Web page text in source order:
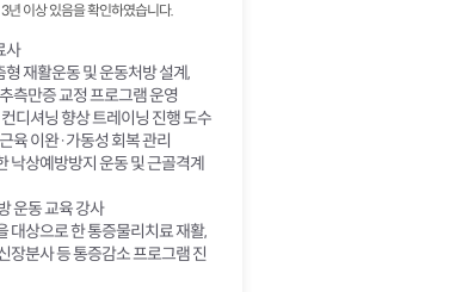
년 이상 있음을 확인하였습니다.
사
재활운동 및 운동처방 설계,
측만증 교정 프로그램 운영
디셔닝 향상 트레이닝 진행 도수
육 이완·가동성 회복 관리
낙상예방방지 운동 및 근골격계
운동 교육 강사
대상으로 한 통증물리치료 재활,
장분사 등 통증감소 프로그램 진